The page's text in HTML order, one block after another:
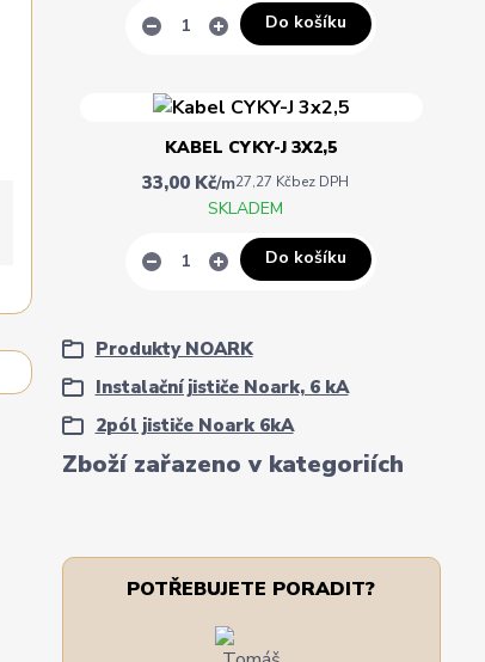
Zboží zařazeno v kategoriích
Produkty NOARK
Instalační jističe Noark, 6 kA
2pól jističe Noark 6kA
Do košíku
KABEL CYKY-J 3X2,5
33,00 Kč/m27,27 Kčbez DPH
SKLADEM
Do košíku
POTŘEBUJETE PORADIT?